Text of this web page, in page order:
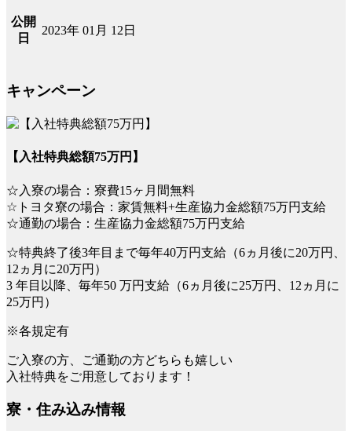
公開
日
2023年 01月 12日
キャンペーン
【入社特典総額75万円】
☆入寮の場合：寮費15ヶ月間無料
☆トヨタ寮の場合：家賃無料+生産協力金総額75万円支給
☆通勤の場合：生産協力金総額75万円支給
☆特典終了後3年目まで毎年40万円支給（6ヵ月後に20万円、
12ヵ月に20万円）
3 年目以降、毎年50 万円支給（6ヵ月後に25万円、12ヵ月に
25万円）
※各規定有
ご入寮の方、ご通勤の方どちらも嬉しい
入社特典をご用意しております！
寮・住み込み情報